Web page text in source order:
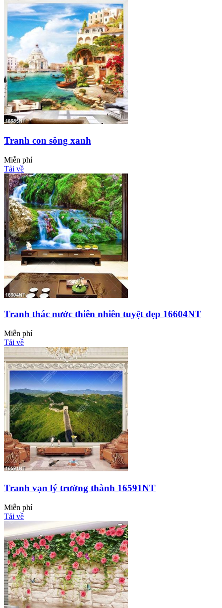
Tranh con sông xanh
Miễn phí
Tải về
Tranh thác nước thiên nhiên tuyệt đẹp 16604NT
Miễn phí
Tải về
Tranh vạn lý trường thành 16591NT
Miễn phí
Tải về